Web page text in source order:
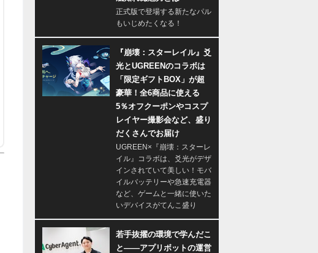
正式版で登場する新たなパル
もいじめたくなる！
『崩壊：スターレイル』爻
光とUGREENのコラボは
「限定ギフトBOX」が超
豪華！全6商品に使える
5％オフクーポンやコスプ
レイヤー撮影会など、盛り
だくさんでお届け
UGREEN×『崩壊：スターレ
イル』コラボは、爻光がデザ
インされていて美しい！モバ
イルバッテリーや急速充電器
など、ゲームと一緒に使いた
いデバイスがてんこ盛り
若手抜擢の環境で学んだこ
と――アプリボットの運営